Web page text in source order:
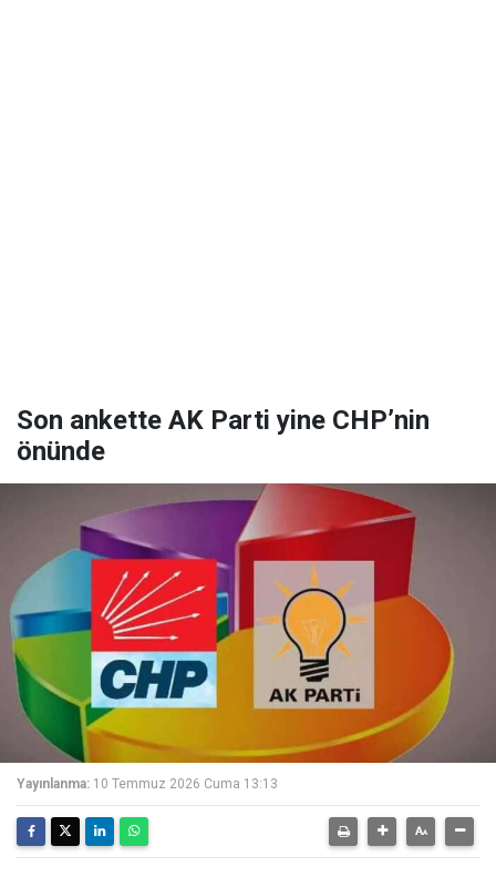
Son ankette AK Parti yine CHP’nin
önünde
Yayınlanma: 10 Temmuz 2026 Cuma 13:13